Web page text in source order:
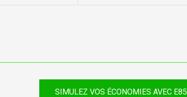
SIMULEZ VOS ÉCONOMIES AVEC E85